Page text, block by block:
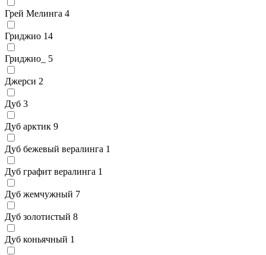
Грей Мелинга 4
Гриджио 14
Гриджио_ 5
Джерси 2
Дуб 3
Дуб арктик 9
Дуб бежевый вералинга 1
Дуб графит вералинга 1
Дуб жемчужный 7
Дуб золотистый 8
Дуб коньячный 1